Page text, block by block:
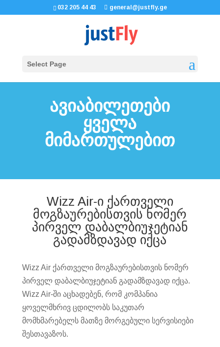
032 205 44 43 general@justfly.ge
Select Page
ავიაბილეთები
ყველა
მიმართულებით
Wizz Air-ი ქართველი
მოგზაურებისთვის ნომერ
პირველ დაბალბიუჯეტიან
გადამზდავად იქცა
Wizz Air ქართველი მოგზაურებისთვის ნომერ
პირველ დაბალბიუჯეტიან გადამზდავად იქცა.
Wizz Air-ში აცხადებენ, რომ კომპანია
ყოველმხრივ ცდილობს საკუთარ
მომხმარებელს მათზე მორგებული სერვისიები
შესთავაზოს.